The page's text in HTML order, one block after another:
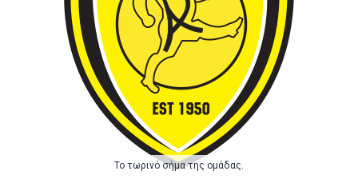
Το τωρινό σήμα της ομάδας.